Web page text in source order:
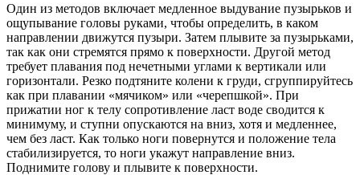
Один из методов включает медленное выдувание пузырьков и
ощупывание головы руками, чтобы определить, в каком
направлении движутся пузыри. Затем плывите за пузырьками,
так как они стремятся прямо к поверхности. Другой метод
требует плавания под нечетными углами к вертикали или
горизонтали. Резко подтяните колени к груди, сгруппируйтесь
как при плавании «мячиком» или «черепшкой». При
прижатии ног к телу сопротивление ласт воде сводится к
минимуму, и ступни опускаются на вниз, хотя и медленнее,
чем без ласт. Как только ноги повернутся и положение тела
стабилизируется, то ноги укажут направление вниз.
Поднимите голову и плывите к поверхности.